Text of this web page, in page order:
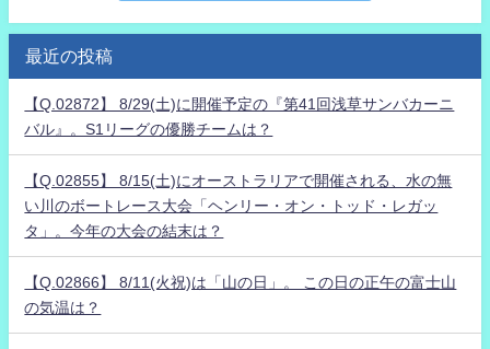
最近の投稿
【Q.02872】 8/29(土)に開催予定の『第41回浅草サンバカーニ
バル』。S1リーグの優勝チームは？
【Q.02855】 8/15(土)にオーストラリアで開催される、水の無
い川のボートレース大会「ヘンリー・オン・トッド・レガッ
タ」。今年の大会の結末は？
【Q.02866】 8/11(火祝)は「山の日」。 この日の正午の富士山
の気温は？